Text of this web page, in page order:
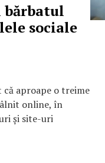
bărbatul
sociale
aproape o treime
online, în
și site-uri